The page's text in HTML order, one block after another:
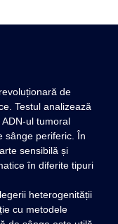
de
Testul analizează
ul tumoral
sânge periferic. În
sensibilă și
în diferite tipuri
heterogenității
cu metodele